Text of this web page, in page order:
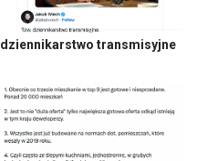
dziennikarstwo transmisyjne